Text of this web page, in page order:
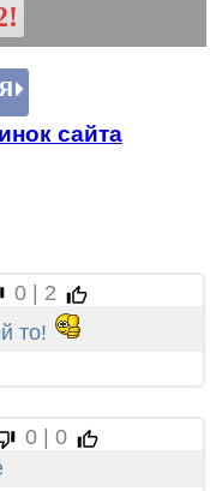
сайта
0 | 2
то!
0 | 0